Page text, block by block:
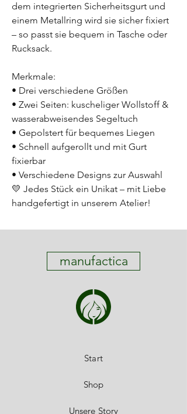
dem integrierten Sicherheitsgurt und
einem Metallring wird sie sicher fixiert
– so passt sie bequem in Tasche oder
Rucksack.
Merkmale:
• Drei verschiedene Größen
• Zwei Seiten: kuscheliger Wollstoff &
wasserabweisendes Segeltuch
• Gepolstert für bequemes Liegen
• Schnell aufgerollt und mit Gurt
fixierbar
• Verschiedene Designs zur Auswahl
💛 Jedes Stück ein Unikat – mit Liebe
handgefertigt in unserem Atelier!
manufactica
Start
Shop
Unsere Story